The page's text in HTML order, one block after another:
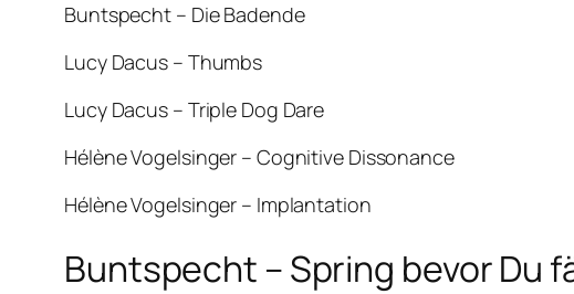
Buntspecht – Die Badende
Lucy Dacus – Thumbs
Lucy Dacus – Triple Dog Dare
Hélène Vogelsinger – Cognitive Dissonance
Hélène Vogelsinger – Implantation
Buntspecht – Spring bevor Du